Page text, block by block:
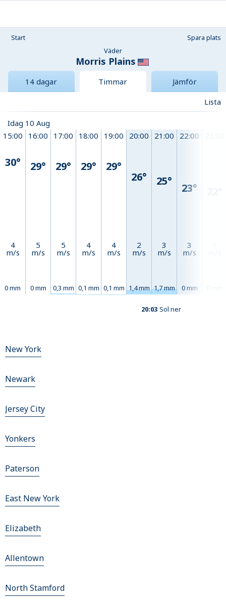
Start
Spara plats
Väder
Morris Plains
14 dagar Timmar
Jämför
Lista
Idag 10 Aug
15:00
30°
4
m/s
0 mm
16:00
29°
5
m/s
0 mm
17:00
29°
5
m/s
0,3 mm
18:00
29°
4
m/s
0,1 mm
19:00
29°
4
m/s
0,1 mm
20:00
26°
2
m/s
1,4 mm
21:00
25°
3
m/s
1,7 mm
22:00
23°
3
m/s
0 mm
20:03 Sol ner
New York
Newark
Jersey City
Yonkers
Paterson
East New York
Elizabeth
Allentown
North Stamford